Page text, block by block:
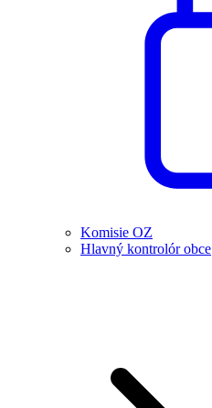
Komisie OZ
Hlavný kontrolór obce